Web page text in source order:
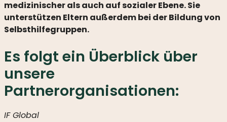
HILFE
ALS
EINZELPERSON
WAS
PASSIERT
MIT
IHRER
SPENDE?
medizinischer als auch auf sozialer Ebene. Sie
unterstützen Eltern außerdem bei der Bildung von
Selbsthilfegruppen.
Es folgt ein Überblick über
unsere
Partnerorganisationen:
IF Global